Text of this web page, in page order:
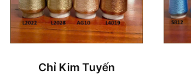
Chỉ Kim Tuyến